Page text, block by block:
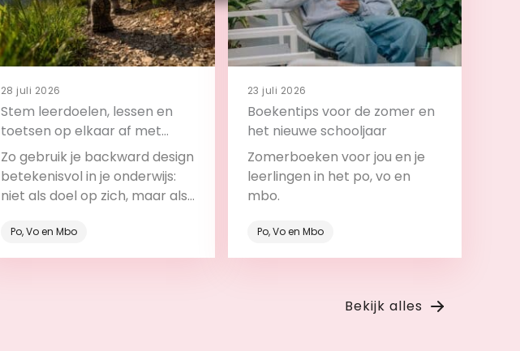
28 juli 2026
Stem leerdoelen, lessen en
toetsen op elkaar af met
backward design
Zo gebruik je backward design
betekenisvol in je onderwijs:
niet als doel op zich, maar als
Po, Vo en Mbo
23 juli 2026
Boekentips voor de zomer en
het nieuwe schooljaar
Zomerboeken voor jou en je
leerlingen in het po, vo en
mbo.
Po, Vo en Mbo
Bekijk alles